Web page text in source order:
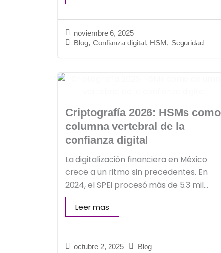
noviembre 6, 2025
Blog, Confianza digital, HSM, Seguridad
Criptografía 2026: HSMs como
columna vertebral de la
confianza digital
octubre 2, 2025 Blog
La digitalización financiera en México
crece a un ritmo sin precedentes. En
2024, el SPEI procesó más de 5.3 mil...
Leer mas